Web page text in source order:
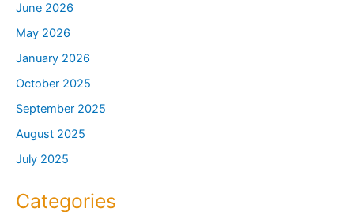
June 2026
May 2026
January 2026
October 2025
September 2025
August 2025
July 2025
Categories